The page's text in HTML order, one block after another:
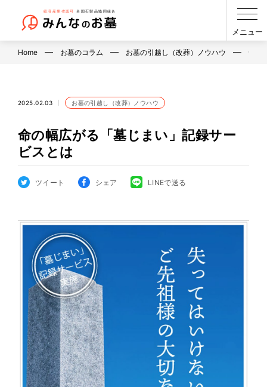
メニュー
Home お墓のコラム お墓の引越し（改葬）ノウハウ 命の
2025.02.03 お墓の引越し（改葬）ノウハウ
命の幅広がる「墓じまい」記録サー
ビスとは
ツイート シェア LINEで送る